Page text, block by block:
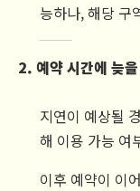
능하나, 해당 구
2. 예약 시간에 늦
지연이 예상될
해 이용 가능 여
이후 예약이 이